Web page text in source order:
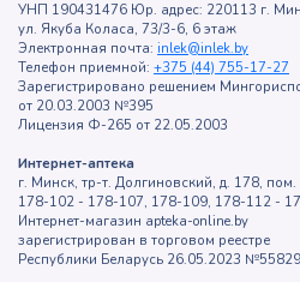
УНП 190431476 Юр. адрес: 220113 г.
ул. Якуба Коласа, 73/3-6, 6 этаж
Электронная почта: inlek@inlek.by
Телефон приемной: +375 (44) 755-17-27
Зарегистрировано решением
от 20.03.2003 №395
Лицензия Ф-265 от 22.05.2003
Интернет-аптека
г. Минск, тр-т. Долгиновский, д. 178, пом.
178-102 - 178-107, 178-109, 178-112 -
Интернет-магазин apteka-online.by
зарегистрирован в торговом реестре
Республики Беларусь 26.05.2023